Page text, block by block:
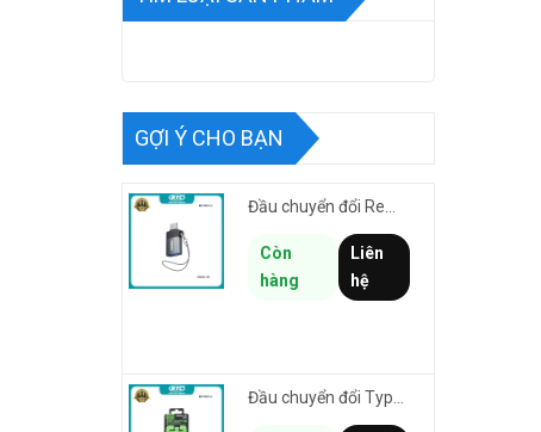
GỢI Ý CHO BẠN
Đầu chuyển đổi Remax CB32-L-AF từ USB sang Lightning male cho thiết bị cổng USB kết nối iphone/ipad
Còn
hàng
Liên
hệ